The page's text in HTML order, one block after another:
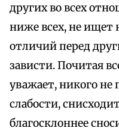
других во всех
ниже всех, не ищет
отличий перед
зависти. Почитая
уважает, никого не
слабости,
благосклоннее